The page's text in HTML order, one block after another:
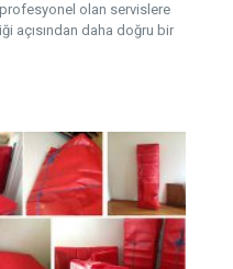
olan servislere
açısından daha doğru bir